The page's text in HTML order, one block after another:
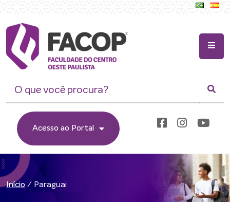
Acesso ao Portal
Início / Paraguai